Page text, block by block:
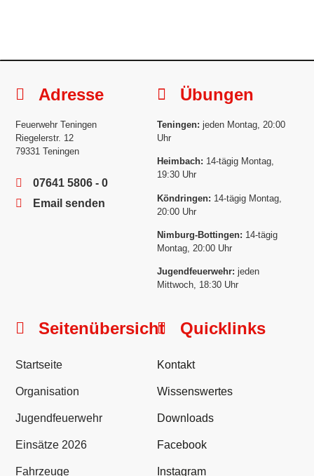
Adresse
Feuerwehr Teningen
Riegelerstr. 12
79331 Teningen
07641 5806 - 0
Email senden
Übungen
Teningen: jeden Montag, 20:00
Uhr
Heimbach: 14-tägig Montag,
19:30 Uhr
Köndringen: 14-tägig Montag,
20:00 Uhr
Nimburg-Bottingen: 14-tägig
Montag, 20:00 Uhr
Jugendfeuerwehr: jeden
Mittwoch, 18:30 Uhr
Seitenübersicht
Startseite
Organisation
Jugendfeuerwehr
Einsätze 2026
Fahrzeuge
Quicklinks
Kontakt
Wissenswertes
Downloads
Facebook
Instagram